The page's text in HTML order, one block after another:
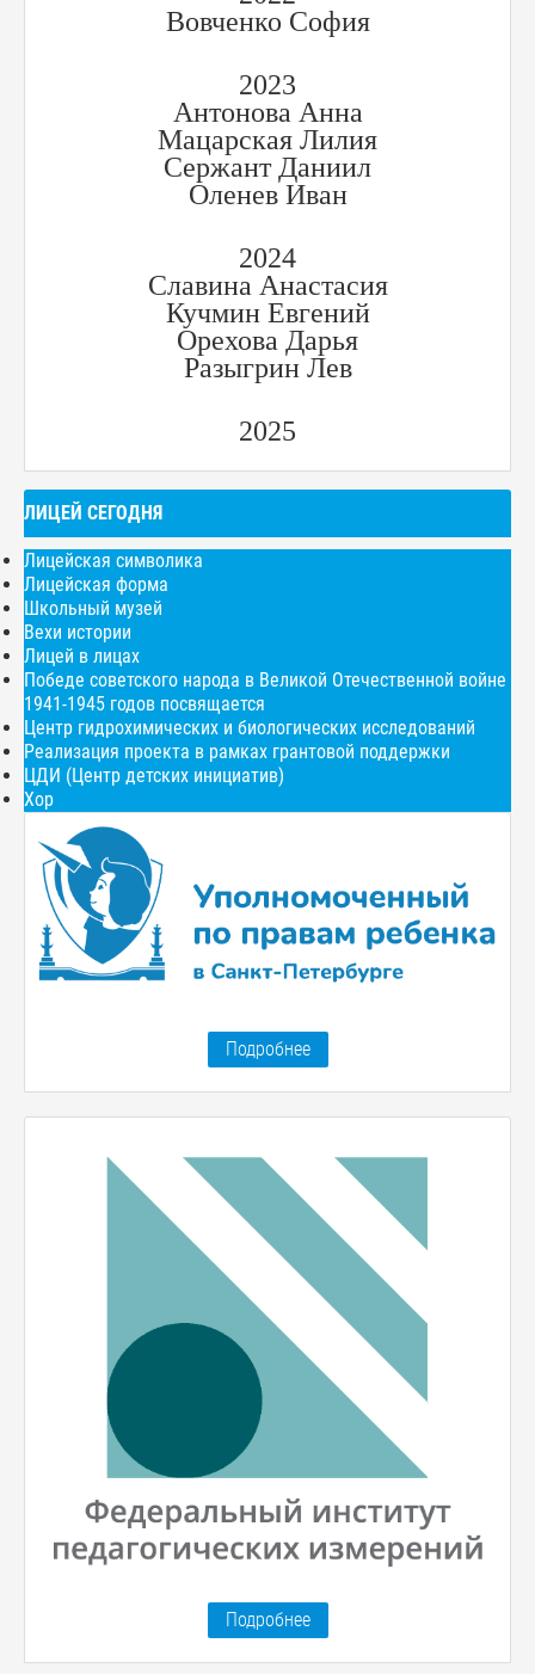
Вовченко София
2023
Антонова Анна
Мацарская Лилия
Сержант Даниил
Оленев Иван
2024
Славина Анастасия
Кучмин Евгений
Орехова Дарья
Разыгрин Лев
2025
ЛИЦЕЙ СЕГОДНЯ
Лицейская символика
Лицейская форма
Школьный музей
Вехи истории
Лицей в лицах
Победе советского народа в Великой Отечественной войне
1941-1945 годов посвящается
Центр гидрохимических и биологических исследований
Реализация проекта в рамках грантовой поддержки
ЦДИ (Центр детских инициатив)
Хор
Подробнее
Подробнее